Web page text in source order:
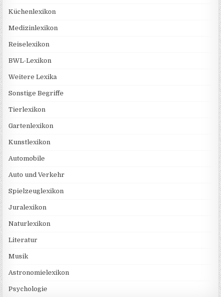
Küchenlexikon
Medizinlexikon
Reiselexikon
BWL-Lexikon
Weitere Lexika
Sonstige Begriffe
Tierlexikon
Gartenlexikon
Kunstlexikon
Automobile
Auto und Verkehr
Spielzeuglexikon
Juralexikon
Naturlexikon
Literatur
Musik
Astronomielexikon
Psychologie